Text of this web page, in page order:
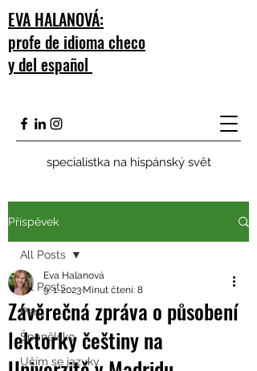
specialistka na hispánský svět
EVA HALANOVÁ:
profe de idioma checo
y del español
Příspěvek
All Posts
Peru
Španělsko
Učím se jazyky
All Posts
Závěrečná zpráva o působení
lektorky češtiny na
Eva Halanová
9. 1. 2023 Minut čtení: 8